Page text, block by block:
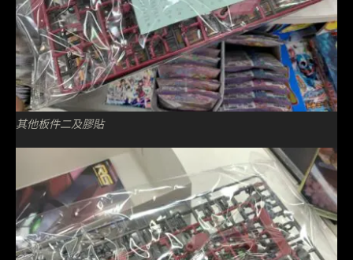
其他板件二及膠貼